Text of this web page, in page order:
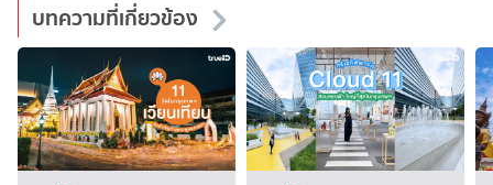
บทความที่เกี่ยวข้อง